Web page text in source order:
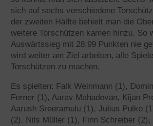
sich auf sechs verschiedene
der zweiten Hälfte behielt man die
weitere Torschützen kamen hinzu. So
Auswärtssieg mit 28:99 Punkten nie
wird weiter am Ziel arbeiten, alle
Torschützen zu machen.
Es spielten: Falk Weinmann (1),
Ferner (1), Aarav Mahadevan, Kijan
Aarush Sreeramulu (1), Julius Pulko
(2), Nils Müller (1), Finn Schreiber (2),